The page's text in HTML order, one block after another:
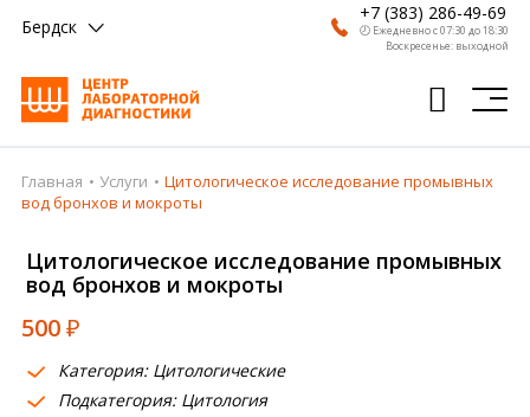
Бердск
+7 (383) 286-49-69
🕗 Ежедневно с 07:30 до 18:30
Воскресенье: выходной
Главная
Врачи
Получить результат
Пациентам
Главная Услуги
Цитологическое исследование промывных
вод бронхов и мокроты
Цитологическое исследование промывных
вод бронхов и мокроты
500₽
Категория: Цитологические
Подкатегория: Цитология